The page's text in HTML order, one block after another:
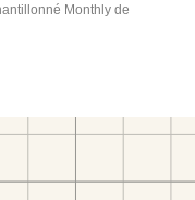
Monthly de